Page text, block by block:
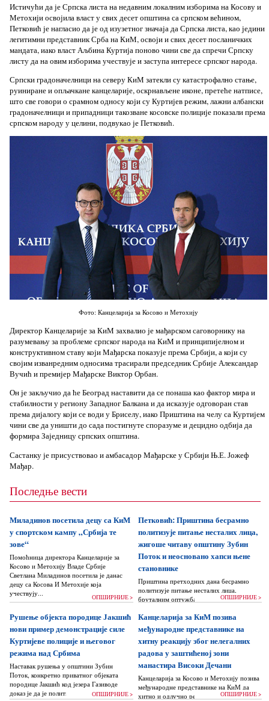
Истичући да је Српска листа на недавним локалним изборима на Косову и
Метохији освојила власт у свих десет општина са српском већином,
Петковић је нагласио да је од изузетног значаја да Српска листа, као једини
легитимни представник Срба на КиМ, освоји и свих десет посланичких
мандата, иако власт Аљбина Куртија поново чини све да спречи Српску
листу да на овим изборима учествује и заступа интересе српског народа.
Српски градоначелници на северу КиМ затекли су катастрофално стање,
руиниране и опљачкане канцеларије, оскрнављене иконе, претеће натписе,
што све говори о срамном односу који су Куртијев режим, лажни албански
градоначелници и припадници такозване косовске полиције показали према
српском народу у целини, подвукао је Петковић.
Фото: Канцеларија за Косово и Метохију
Директор Канцеларије за КиМ захвалио је мађарском саговорнику на
разумевању за проблеме српског народа на КиМ и принципијелном и
конструктивном ставу који Мађарска показује према Србији, а који су
својим изванредним односима трасирали председник Србије Александар
Вучић и премијер Мађарске Виктор Орбан.
Он је закључио да ће Београд наставити да се понаша као фактор мира и
стабилности у региону Западног Балкана и да исказује одговоран став
према дијалогу који се води у Бриселу, иако Приштина на челу са Куртијем
чини све да уништи до сада постигнуте споразуме и децидно одбија да
формира Заједницу српских општина.
Састанку је присуствовао и амбасадор Мађарске у Србији Њ.Е. Јожеф
Мађар.
Последње вести
Миладинов посетила децу са КиМ
у спортском кампу „Србија те
зове“
Помоћница директора Канцеларије за
Косово и Метохију Владе Србије
Светлана Миладинов посетила је данас
децу са Косова И Метохије која
учествују...
ОПШИРНИЈЕ >
Петковић: Приштина бесрамно
политизује питање несталих лица,
жигоше читаву општину Зубин
Поток и неосновано хапси њене
становнике
Приштина претходних дана бесрамно
политизује питање несталих лица,
бруталним оптужбама на рачун Београда
жигоше...
ОПШИРНИЈЕ >
Рушење објекта породице Јакшић
нови пример демонстрације силе
Куртијеве полиције и његовог
режима над Србима
Наставак рушења у општини Зубин
Поток, конкретно приватног објеката
породице Јакшић код језера Газиводе
доказ је да је политика Аљбина Куртија...
ОПШИРНИЈЕ >
Канцеларија за КиМ позива
међународне представнике на
хитну реакцију због нелегалних
радова у заштићеној зони
манастира Високи Дечани
Канцеларија за Косово и Метохију позива
међународне представнике на КиМ да
хитно и одлучно реагују и да безОПШИРНИЈЕ >